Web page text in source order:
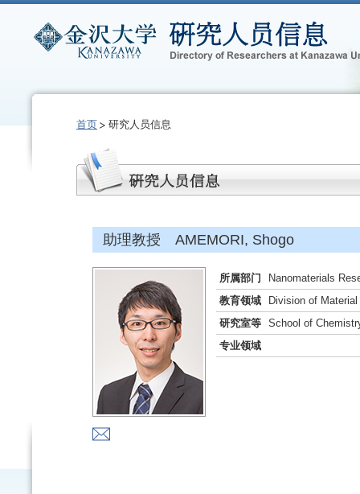
首页 研究人员信息
助理教授 AMEMORI, Shogo
所属部门
Nanomaterials
教育领域
Division of
研究室等 School of
专业领域